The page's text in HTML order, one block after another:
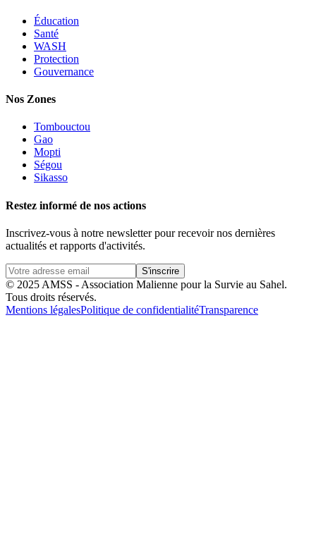
Éducation
Santé
WASH
Protection
Gouvernance
Nos Zones
Tombouctou
Gao
Mopti
Ségou
Sikasso
Restez informé de nos actions
Inscrivez-vous à notre newsletter pour recevoir nos dernières
actualités et rapports d'activités.
S'inscrire
© 2025 AMSS - Association Malienne pour la Survie au Sahel.
Tous droits réservés.
Mentions légalesPolitique de confidentialitéTransparence